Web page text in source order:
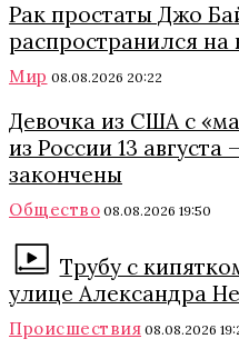
Рак простаты Джо
распространился на
Мир 08.08.2026 20:22
Девочка из США с
из России 13
закончены
Общество 08.08.2026 19:50
Трубу с
улице Александра
Происшествия 08.08.2026